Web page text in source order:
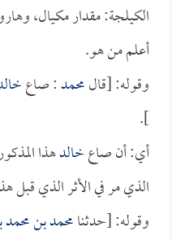
الكيلجة: مقدار مكيال،
أعلم من هو.
وقوله: [قالمحمد: صاع
].
أي: أن صاعخالدهذا
الذي مر في الأثر الذي قبل
وقوله: [حدثنامحمد بن